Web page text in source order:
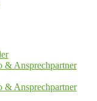
& Ansprechpartner
& Ansprechpartner